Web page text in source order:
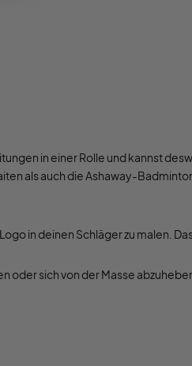
in einer Rolle und kannst
als auch die Ashaway-
in deinen Schläger zu malen.
oder sich von der Masse